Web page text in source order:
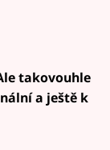
takovouhle
a ještě k